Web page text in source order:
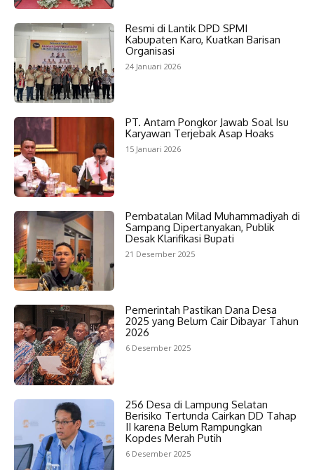
Resmi di Lantik DPD SPMI
Kabupaten Karo, Kuatkan Barisan
Organisasi
24 Januari 2026
PT. Antam Pongkor Jawab Soal Isu
Karyawan Terjebak Asap Hoaks
15 Januari 2026
Pembatalan Milad Muhammadiyah di
Sampang Dipertanyakan, Publik
Desak Klarifikasi Bupati
21 Desember 2025
Pemerintah Pastikan Dana Desa
2025 yang Belum Cair Dibayar Tahun
2026
6 Desember 2025
256 Desa di Lampung Selatan
Berisiko Tertunda Cairkan DD Tahap
II karena Belum Rampungkan
Kopdes Merah Putih
6 Desember 2025